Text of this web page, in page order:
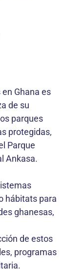
Ghana es
de su
parques
protegidas,
Parque
Ankasa.
hábitats para
ghanesas,
de estos
programas